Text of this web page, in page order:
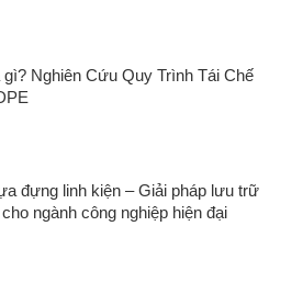
gì? Nghiên Cứu Quy Trình Tái Chế
đựng linh kiện – Giải pháp lưu trữ
ngành công nghiệp hiện đại